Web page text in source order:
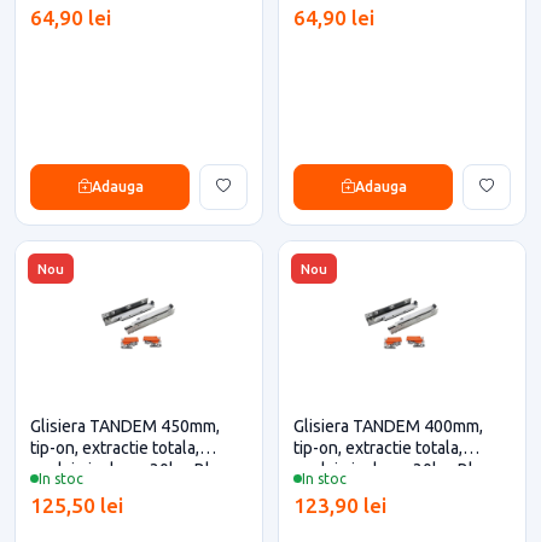
eficiente
64,90 lei
Adauga
eficiente
64,90 lei
Adauga
Nou
In stoc
Glisiera TANDEM 450mm,
tip-on, extractie totala,
cuplaje incluse, 30kg, Blum
eficiente
125,50 lei
Nou
In stoc
Glisiera TANDEM 400mm,
tip-on, extractie totala,
cuplaje incluse, 30kg, Blum
eficiente
123,90 lei